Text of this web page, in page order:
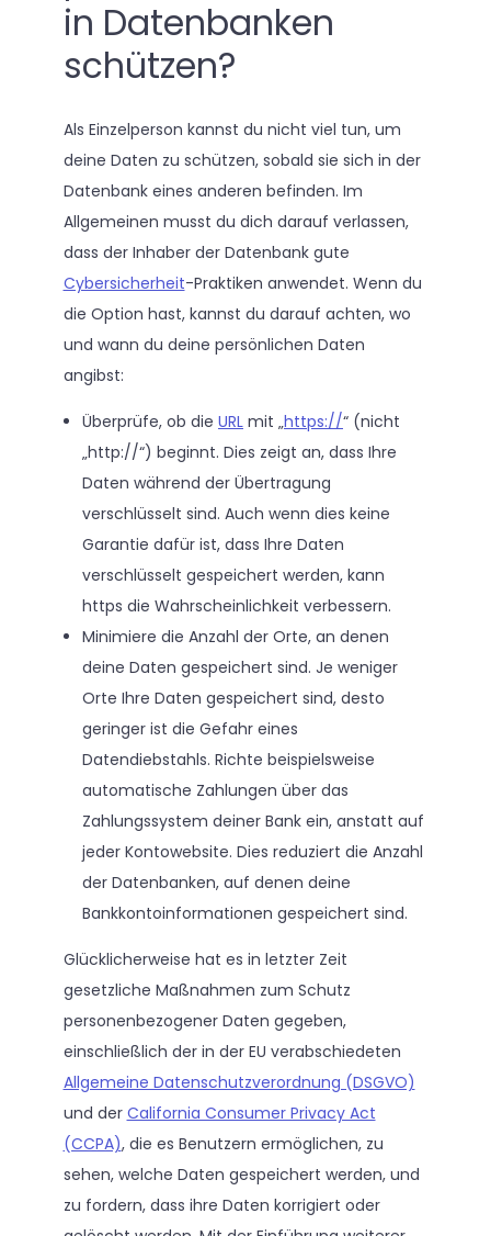
in Datenbanken
schützen?
Als Einzelperson kannst du nicht viel tun, um
deine Daten zu schützen, sobald sie sich in der
Datenbank eines anderen befinden. Im
Allgemeinen musst du dich darauf verlassen,
dass der Inhaber der Datenbank gute
Cybersicherheit-Praktiken anwendet. Wenn du
die Option hast, kannst du darauf achten, wo
und wann du deine persönlichen Daten
angibst:
Überprüfe, ob die URL mit „https://“ (nicht
„http://“) beginnt. Dies zeigt an, dass Ihre
Daten während der Übertragung
verschlüsselt sind. Auch wenn dies keine
Garantie dafür ist, dass Ihre Daten
verschlüsselt gespeichert werden, kann
https die Wahrscheinlichkeit verbessern.
Minimiere die Anzahl der Orte, an denen
deine Daten gespeichert sind. Je weniger
Orte Ihre Daten gespeichert sind, desto
geringer ist die Gefahr eines
Datendiebstahls. Richte beispielsweise
automatische Zahlungen über das
Zahlungssystem deiner Bank ein, anstatt auf
jeder Kontowebsite. Dies reduziert die Anzahl
der Datenbanken, auf denen deine
Bankkontoinformationen gespeichert sind.
Glücklicherweise hat es in letzter Zeit
gesetzliche Maßnahmen zum Schutz
personenbezogener Daten gegeben,
einschließlich der in der EU verabschiedeten
Allgemeine Datenschutzverordnung (DSGVO)
und der California Consumer Privacy Act
(CCPA), die es Benutzern ermöglichen, zu
sehen, welche Daten gespeichert werden, und
zu fordern, dass ihre Daten korrigiert oder